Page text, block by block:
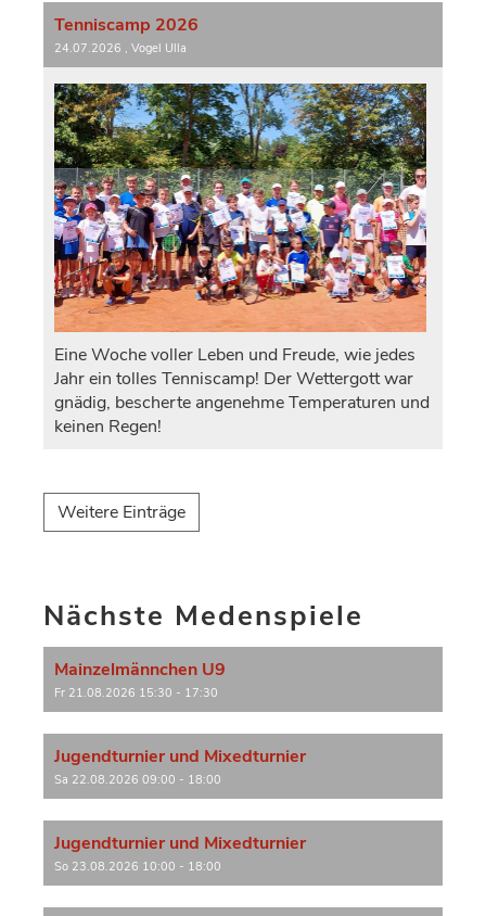
Tenniscamp 2026
24.07.2026 , Vogel Ulla
Eine Woche voller Leben und Freude, wie jedes
Jahr ein tolles Tenniscamp! Der Wettergott war
gnädig, bescherte angenehme Temperaturen und
keinen Regen!
Weitere Einträge
Nächste Medenspiele
Mainzelmännchen U9
Fr 21.08.2026 15:30 - 17:30
Jugendturnier und Mixedturnier
Sa 22.08.2026 09:00 - 18:00
Jugendturnier und Mixedturnier
So 23.08.2026 10:00 - 18:00